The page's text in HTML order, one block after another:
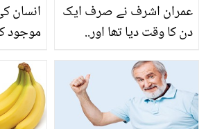
انسان
موجود
کرتے
نکلتے
عمران اشرف نے صرف ایک
دن کا وقت دیا تھا اور..
بنیں! کرن اشفاق نے ایک بار
پھر تنقید کرنے والوں کو
کھری کھری سنا دیں